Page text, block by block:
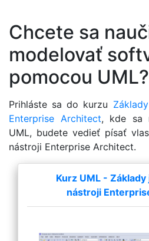
Chcete sa
modelovať
pomocou UML?
Prihláste sa do kurzu
Enterprise Architect, kde sa
UML, budete vedieť písať
nástroji Enterprise Architect.
Kurz UML - Základy
nástroji